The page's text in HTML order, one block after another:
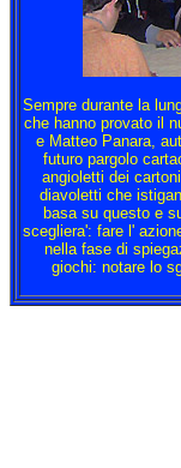
Sempre durante la
che hanno provato il
e Matteo Panara,
futuro pargolo
angioletti dei
diavoletti che
basa su questo e
scegliera': fare l'
nella fase di
giochi: notare lo